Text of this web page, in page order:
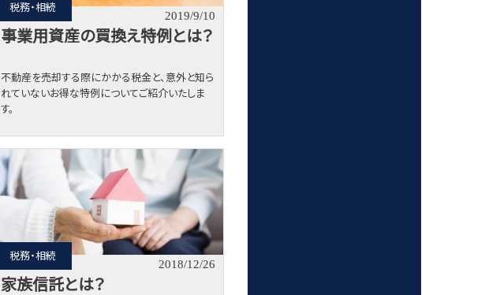
税務・相続
2019/9/10
事業用資産の買換え特例とは？
不動産を売却する際にかかる税金と、意外と知ら
れていないお得な特例についてご紹介いたしま
す。
税務・相続
2018/12/26
家族信託とは？